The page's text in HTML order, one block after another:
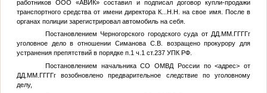
работников ООО «АВИК» составил и подписал договор купли-продажи
транспортного средства от имени директора К...Н.Н.
на свое имя. После в
органах полиции зарегистрировал автомобиль на себя.
Постановлением Черногорского городского суда от ДД.ММ.ГГГГг
уголовное дело в отношении Симанова С.В. возращено прокурору для
устранения препятствий в порядке п.1 ч.1 ст.237 УПК РФ.
Постановлением начальника СО ОМВД России по<адрес> от
ДД.ММ.ГГГГг возобновлено предварительное следствие по уголовному
делу,